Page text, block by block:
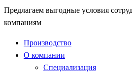
Предлагаем выгодные условия
компаниям
Производство
О компании
Специализация